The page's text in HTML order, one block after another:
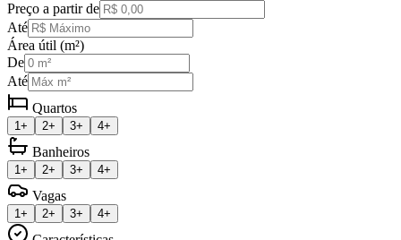
Preço a partir de
Até
Área útil (m²)
De
Até
Quartos
1+ 2+ 3+ 4+
Banheiros
1+ 2+ 3+ 4+
Vagas
1+ 2+ 3+ 4+